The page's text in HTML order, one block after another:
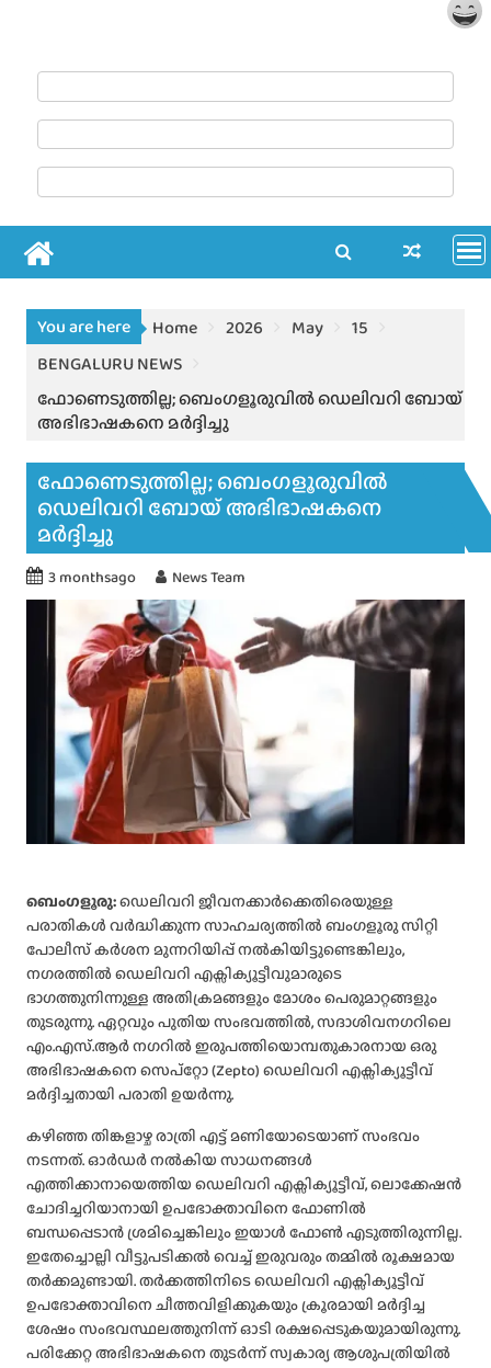
You are here Home 2026 May
15
BENGALURU NEWS
ഫോണെടുത്തില്ല; ബെംഗളൂരുവിൽ ഡെലിവറി ബോയ്
അഭിഭാഷകനെ മർദ്ദിച്ചു
ഫോണെടുത്തില്ല; ബെംഗളൂരുവിൽ
ഡെലിവറി ബോയ് അഭിഭാഷകനെ
മർദ്ദിച്ചു
3 monthsago News Team
ബെംഗളൂരു:ഡെലിവറി ജീവനക്കാർക്കെതിരെയുള്ള
പരാതികൾ വർദ്ധിക്കുന്ന സാഹചര്യത്തിൽ ബംഗളൂരു സിറ്റി
പോലീസ് കർശന മുന്നറിയിപ്പ് നൽകിയിട്ടുണ്ടെങ്കിലും,
നഗരത്തിൽ ഡെലിവറി എക്സിക്യൂട്ടീവുമാരുടെ
ഭാഗത്തുനിന്നുള്ള അതിക്രമങ്ങളും മോശം പെരുമാറ്റങ്ങളും
തുടരുന്നു. ഏറ്റവും പുതിയ സംഭവത്തിൽ, സദാശിവനഗറിലെ
എം.എസ്.ആർ നഗറിൽ ഇരുപത്തിയൊമ്പതുകാരനായ ഒരു
അഭിഭാഷകനെ സെപ്റ്റോ (Zepto) ഡെലിവറി എക്സിക്യൂട്ടീവ്
മർദ്ദിച്ചതായി പരാതി ഉയർന്നു.
കഴിഞ്ഞ തിങ്കളാഴ്ച രാത്രി എട്ട് മണിയോടെയാണ് സംഭവം
നടന്നത്. ഓർഡർ നൽകിയ സാധനങ്ങൾ
എത്തിക്കാനായെത്തിയ ഡെലിവറി എക്സിക്യൂട്ടീവ്, ലൊക്കേഷൻ
ചോദിച്ചറിയാനായി ഉപഭോക്താവിനെ ഫോണിൽ
ബന്ധപ്പെടാൻ ശ്രമിച്ചെങ്കിലും ഇയാൾ ഫോൺ എടുത്തിരുന്നില്ല.
ഇതേച്ചൊല്ലി വീട്ടുപടിക്കൽ വെച്ച് ഇരുവരും തമ്മിൽ രൂക്ഷമായ
തർക്കമുണ്ടായി. തർക്കത്തിനിടെ ഡെലിവറി എക്സിക്യൂട്ടീവ്
ഉപഭോക്താവിനെ ചീത്തവിളിക്കുകയും ക്രൂരമായി മർദ്ദിച്ച
ശേഷം സംഭവസ്ഥലത്തുനിന്ന് ഓടി രക്ഷപ്പെടുകയുമായിരുന്നു.
പരിക്കേറ്റ അഭിഭാഷകനെ തുടർന്ന് സ്വകാര്യ ആശുപത്രിയിൽ